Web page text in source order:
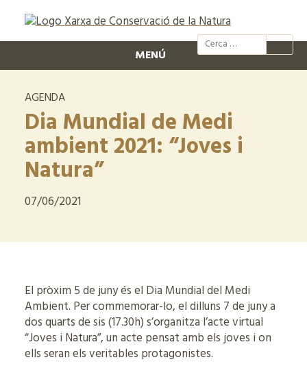
@xcn.cat
MENÚ
AGENDA
Dia Mundial de Medi
ambient 2021: “Joves i
Natura”
07/06/2021
El pròxim 5 de juny és el Dia Mundial del Medi
Ambient. Per commemorar-lo, el dilluns 7 de juny a
dos quarts de sis (17.30h) s’organitza l’acte virtual
“Joves i Natura”, un acte pensat amb els joves i on
ells seran els veritables protagonistes.